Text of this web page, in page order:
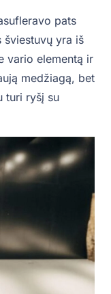
pats
šviestuvų yra iš
vario elementą ir
medžiagą, bet
turi ryšį su